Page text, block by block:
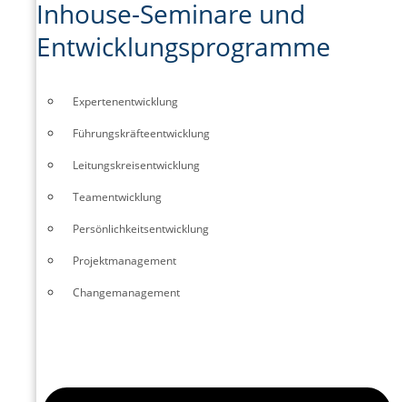
Inhouse-Seminare und
Entwicklungsprogramme
Experten­entwicklung
Führungskräfte­entwicklung
Leitungskreisentwicklung
Teamentwicklung
Persönlichkeitsentwicklung
Projektmanagement
Changemanagement